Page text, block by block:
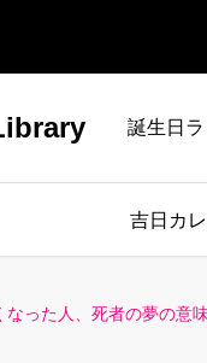
誕生日
吉日カ
なった人、死者の夢の意